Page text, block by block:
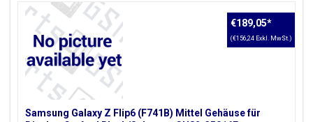
Samsung Galaxy Z Flip6 (F741B) Mittel Gehäuse für
€189,05*
(€156,24 Exkl. MwSt.)